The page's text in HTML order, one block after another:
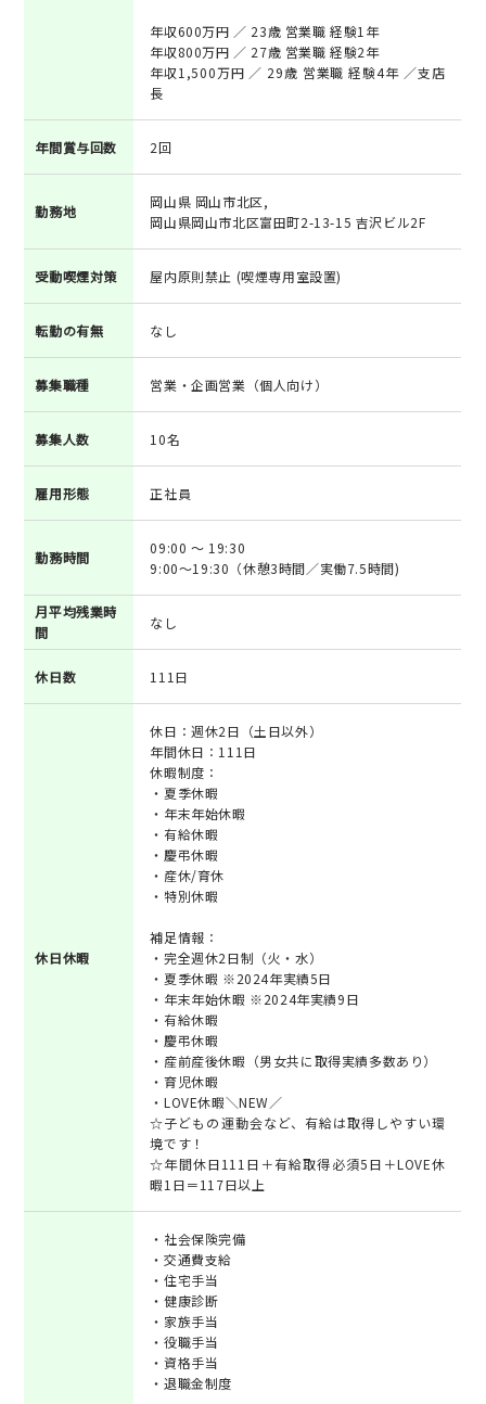
年収600万円 ／ 23歳 営業職 経験1年
年収800万円 ／ 27歳 営業職 経験2年
年収1,500万円 ／ 29歳 営業職 経験4年 ／支店
長
年間賞与回数 2回
勤務地
岡山県 岡山市北区,
岡山県岡山市北区富田町2-13-15 吉沢ビル2F
受動喫煙対策 屋内原則禁止 (喫煙専用室設置)
転勤の有無 なし
募集職種 営業・企画営業（個人向け）
募集人数 10名
雇用形態 正社員
勤務時間
09:00 ～ 19:30
9:00～19:30（休憩3時間／実働7.5時間)
月平均残業時
間
なし
休日数 111日
休日休暇
休日：週休2日（土日以外）
年間休日：111日
休暇制度：
・夏季休暇
・年末年始休暇
・有給休暇
・慶弔休暇
・産休/育休
・特別休暇
補足情報：
・完全週休2日制（火・水）
・夏季休暇 ※2024年実績5日
・年末年始休暇 ※2024年実績9日
・有給休暇
・慶弔休暇
・産前産後休暇（男女共に取得実績多数あり）
・育児休暇
・LOVE休暇＼NEW／
☆子どもの運動会など、有給は取得しやすい環
境です！
☆年間休日111日＋有給取得必須5日＋LOVE休
暇1日＝117日以上
・社会保険完備
・交通費支給
・住宅手当
・健康診断
・家族手当
・役職手当
・資格手当
・退職金制度